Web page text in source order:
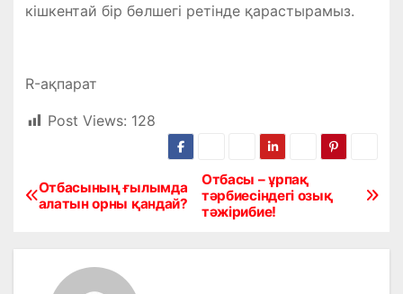
кішкентай бір бөлшегі ретінде қарастырамыз.
R-ақпарат
Post Views: 128
Н
Отбасы – ұрпақ
тәрбиесіндегі озық
тәжірибие!
Отбасының ғылымда
алатын орны қандай?